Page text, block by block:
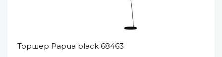
Торшер Papua black 68463